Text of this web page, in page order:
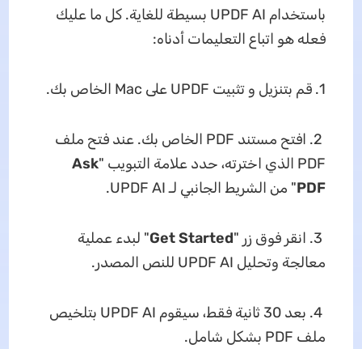
باستخدام UPDF AI بسيطة للغاية. كل ما عليك
فعله هو اتباع التعليمات أدناه:
1. قم بتنزيل و تثبيت UPDF على Mac الخاص بك.
2. افتح مستند PDF الخاص بك. عند فتح ملف
PDF الذي اخترته، حدد علامة التبويب "
Ask
PDF" من الشريط الجانبي لـ UPDF AI.
Get Started" لبدء عملية
معالجة وتحليل UPDF AI للنص المصدر.
4. بعد 30 ثانية فقط، سيقوم UPDF AI بتلخيص
ملف PDF بشكل شامل.